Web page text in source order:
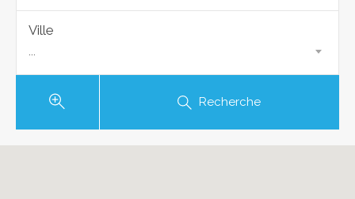
Ville
...
Recherche